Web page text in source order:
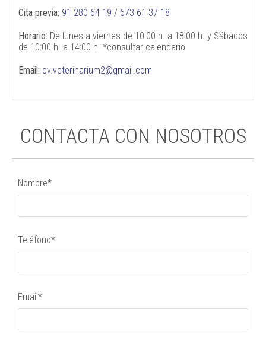
Cita previa: 91 280 64 19 / 673 61 37 18
Horario: De lunes a viernes de 10:00 h. a 18:00 h. y Sábados
de 10:00 h. a 14:00 h. *consultar calendario
Email: cv.veterinarium2@gmail.com
CONTACTA CON NOSOTROS
Nombre*
Teléfono*
Email*